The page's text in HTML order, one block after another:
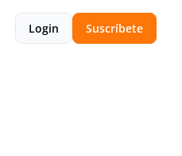
Login Suscríbete